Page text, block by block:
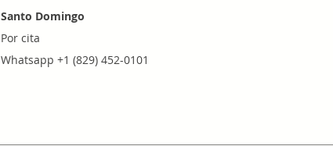
Santo Domingo
Por cita
Whatsapp +1 (829) 452-0101